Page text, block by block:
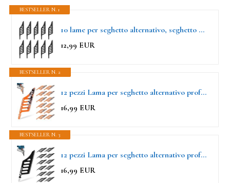
BESTSELLER N. 1
10 lame per seghetto alternativo, seghetto alternativo con taglio a filo, per legno, sughero, compensato, pannello di fibra
12,99 EUR
BESTSELLER N. 2
12 pezzi Lama per seghetto alternativo professionale Lame per sega per sughero, compensato, pannello in fibra Lama per seghetto con albero a T in legno Lame per seghetto a gattuccio compatibili con
16,99 EUR
BESTSELLER N. 3
12 pezzi Lama per seghetto alternativo professionale Lame per sega per sughero, legno compensato, pannello in fibra Lama per seghetto a T con albero in legno Lame per seghetto a gattuccio compatibili
16,99 EUR